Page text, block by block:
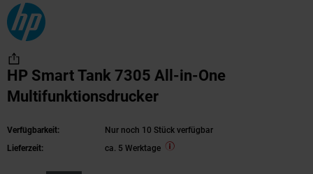
HP Smart Tank 7305 All-in-One
Multifunktionsdrucker
Verfügbarkeit:
Nur noch 10 Stück verfügbar
Lieferzeit:
ca. 5 Werktage